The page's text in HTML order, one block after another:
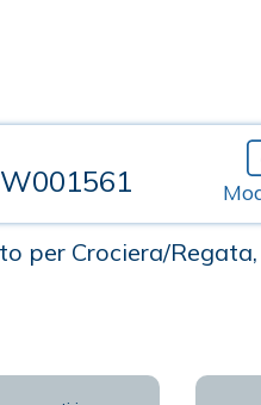
per Crociera/